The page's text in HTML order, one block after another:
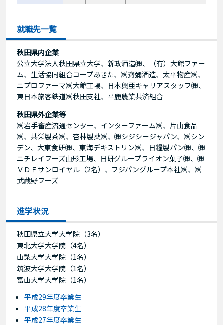
就職先一覧
秋田県内企業
公立大学法人秋田県立大学、新政酒造㈱、（有）大館ファー
ム、生活協同組合コープあきた、㈱齋彌酒造、太平物産㈱、
ニプロファーマ㈱大館工場、日本興亜キャリアスタッフ㈱、
東日本旅客鉄道㈱秋田支社、平鹿農業共済組合
秋田県外企業等
㈱岩手畜産流通センター、インターファーム㈱、片山食品
㈱、共栄製茶㈱、杏林製薬㈱、㈱シジシージャパン、㈱シン
デン、大東食研㈱、東海デキストリン㈱、日糧製パン㈱、㈱
ニチレイフーズ山形工場、日研グループライオン菓子㈱、㈱
ＶＤＦサンロイヤル（2名）、フジパングループ本社㈱、㈱
武蔵野フーズ
進学状況
秋田県立大学大学院（3名）
東北大学大学院（4名）
山梨大学大学院（1名）
筑波大学大学院（1名）
富山大学大学院（1名）
平成29年度卒業生
平成28年度卒業生
平成27年度卒業生